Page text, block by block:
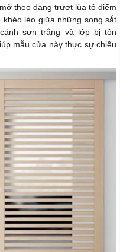
theo dạng trượt lùa tô điểm
léo giữa những song sắt
sơn trắng và lớp bị tôn
mẫu cửa này thực sự chiều